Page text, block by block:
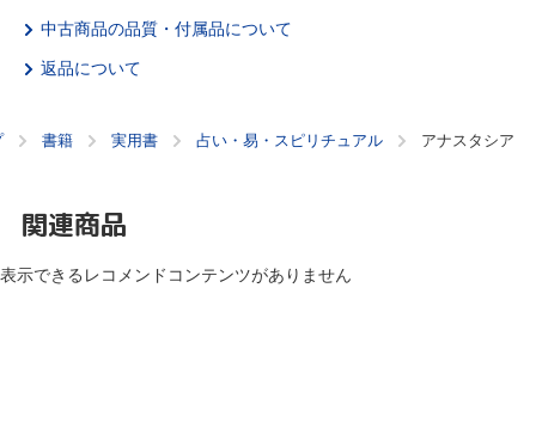
中古商品の品質・付属品について
返品について
書籍 実用書 占い・易・スピリチュアル アナスタシア
関連商品
表示できるレコメンドコンテンツがありません